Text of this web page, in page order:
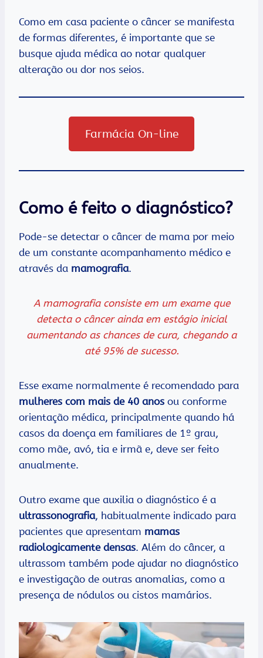
Como em casa paciente o câncer se manifesta
de formas diferentes, é importante que se
busque ajuda médica ao notar qualquer
alteração ou dor nos seios.
Farmácia On-line
Como é feito o diagnóstico?
Pode-se detectar o câncer de mama por meio
de um constante acompanhamento médico e
através da mamografia.
A mamografia consiste em um exame que
detecta o câncer ainda em estágio inicial
aumentando as chances de cura, chegando a
até 95% de sucesso.
Esse exame normalmente é recomendado para
mulheres com mais de 40 anos ou conforme
orientação médica, principalmente quando há
casos da doença em familiares de 1º grau,
como mãe, avó, tia e irmã e, deve ser feito
anualmente.
Outro exame que auxilia o diagnóstico é a
ultrassonografia, habitualmente indicado para
pacientes que apresentam mamas
radiologicamente densas. Além do câncer, a
ultrassom também pode ajudar no diagnóstico
e investigação de outras anomalias, como a
presença de nódulos ou cistos mamários.